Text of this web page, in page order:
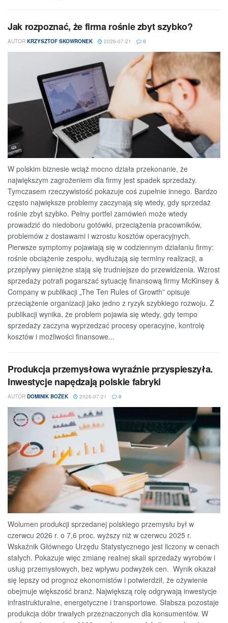
Jak rozpoznać, że firma rośnie zbyt szybko?
AUTOR KRZYSZTOF SKOWRONEK 2026-07-21 0
W polskim biznesie wciąż mocno działa przekonanie, że
największym zagrożeniem dla firmy jest spadek sprzedaży.
Tymczasem rzeczywistość pokazuje coś zupełnie innego. Bardzo
często największe problemy zaczynają się wtedy, gdy sprzedaż
rośnie zbyt szybko. Pełny portfel zamówień może wtedy
prowadzić do niedoboru gotówki, przeciążenia pracowników,
problemów z dostawami i wzrostu kosztów operacyjnych.
Pierwsze symptomy pojawiają się w codziennym działaniu firmy:
rośnie obciążenie zespołu, wydłużają się terminy realizacji, a
przepływy pieniężne stają się trudniejsze do przewidzenia. Wzrost
sprzedaży potrafi pogarszać sytuację finansową firmy McKinsey &
Company w publikacji „The Ten Rules of Growth” opisuje
przeciążenie organizacji jako jedno z ryzyk szybkiego rozwoju. Z
publikacji wynika, że problem pojawia się wtedy, gdy tempo
sprzedaży zaczyna wyprzedzać procesy operacyjne, kontrolę
kosztów i możliwości finansowe...
Produkcja przemysłowa wyraźnie przyspieszyła.
Inwestycje napędzają polskie fabryki
AUTOR DOMINIK BOŻEK 2026-07-21 0
Wolumen produkcji sprzedanej polskiego przemysłu był w
czerwcu 2026 r. o 7,6 proc. wyższy niż w czerwcu 2025 r.
Wskaźnik Głównego Urzędu Statystycznego jest liczony w cenach
stałych. Pokazuje więc zmianę realnej skali sprzedaży wyrobów i
usług przemysłowych, bez wpływu podwyżek cen. Wynik okazał
się lepszy od prognoz ekonomistów i potwierdził, że ożywienie
obejmuje większość branż. Największą rolę odgrywają inwestycje
infrastrukturalne, energetyczne i transportowe. Słabsza pozostaje
produkcja dóbr trwałych przeznaczonych dla konsumentów. W